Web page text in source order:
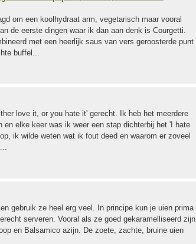
om een koolhydraat arm, vegetarisch maar vooral
de eerste dingen waar ik dan aan denk is Courgetti.
met een heerlijk saus van vers geroosterde punt
buffel...
love it, or you hate it' gerecht. Ik heb het meerdere
en elke keer was ik weer een stap dichterbij het 'I hate
ik wilde weten wat ik fout deed en waarom er zoveel
gebruik ze heel erg veel. In principe kun je uien prima
serveren. Vooral als ze goed gekaramelliseerd zijn
en Balsamico azijn. De zoete, zachte, bruine uien